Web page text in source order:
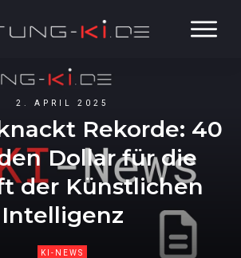
2. APRIL 2025
Rekorde: 40
Dollar für die
der Künstlichen
Intelligenz
KI-NEWS